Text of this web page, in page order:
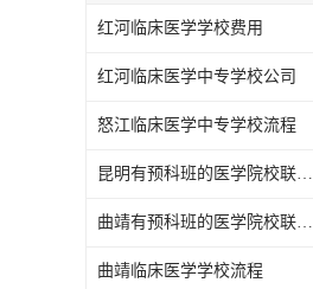
红河临床医学学校费用
红河临床医学中专学校公司
怒江临床医学中专学校流程
昆明有预科班的医学院校联系方式
曲靖有预科班的医学院校联系方式
曲靖临床医学学校流程